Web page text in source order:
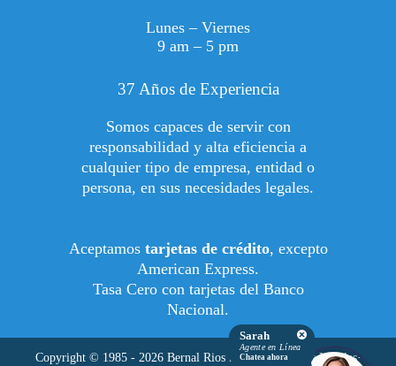
Lunes – Viernes
9 am – 5 pm
37 Años de Experiencia
Somos capaces de servir con
responsabilidad y alta eficiencia a
cualquier tipo de empresa, entidad o
persona, en sus necesidades legales.
Aceptamos tarjetas de crédito, excepto
American Express.
Tasa Cero con tarjetas del Banco
Nacional.
Copyright © 1985 - 2026 Bernal Rios Robles - Oficinas Legales·
Sarah
Agente en Línea
Chatea ahora